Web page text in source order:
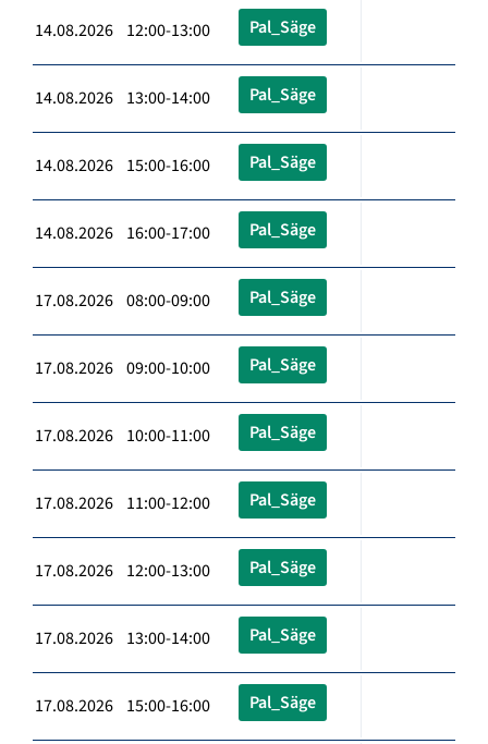
14.08.2026 12:00-13:00 Pal_Säge
14.08.2026 13:00-14:00 Pal_Säge
14.08.2026 15:00-16:00 Pal_Säge
14.08.2026 16:00-17:00 Pal_Säge
17.08.2026 08:00-09:00 Pal_Säge
17.08.2026 09:00-10:00 Pal_Säge
17.08.2026 10:00-11:00 Pal_Säge
17.08.2026 11:00-12:00 Pal_Säge
17.08.2026 12:00-13:00 Pal_Säge
17.08.2026 13:00-14:00 Pal_Säge
17.08.2026 15:00-16:00 Pal_Säge